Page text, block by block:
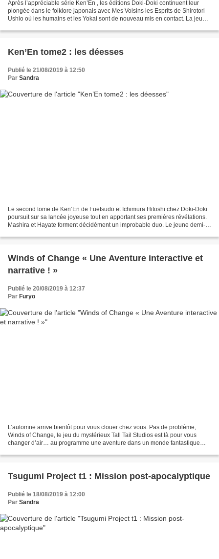
Après l’appréciable série Ken’En , les éditions Doki-Doki continuent leur
plongée dans le folklore japonais avec Mes Voisins les Esprits de Shirotori
Ushio où les humains et les Yokai sont de nouveau mis en contact. La jeune
Ken’En tome2 : les déesses
Publié le 21/08/2019 à 12:50
Par Sandra
Le second tome de Ken’En de Fuetsudo et Ichimura Hitoshi chez Doki-Doki
poursuit sur sa lancée joyeuse tout en apportant ses premières révélations.
Mashira et Hayate forment décidément un improbable duo. Le jeune demi-
Winds of Change « Une Aventure interactive et
narrative ! »
Publié le 20/08/2019 à 12:37
Par Furyo
L’automne arrive bientôt pour vous clouer chez vous. Pas de problème,
Winds of Change, le jeu du mystérieux Tall Tail Studios est là pour vous
changer d’air… au programme une aventure dans un monde fantastique
Tsugumi Project t1 : Mission post-apocalyptique
Publié le 18/08/2019 à 12:00
Par Sandra